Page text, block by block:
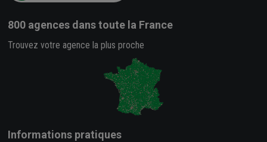
800 agences dans toute la France
Trouvez votre agence la plus proche
Informations pratiques